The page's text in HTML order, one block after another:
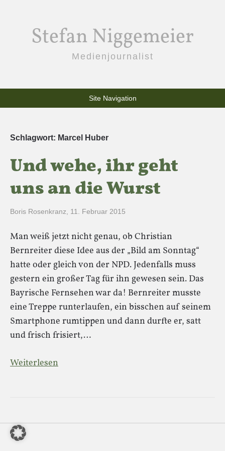
Stefan Niggemeier
Medienjournalist
Site Navigation
Schlagwort: Marcel Huber
Und wehe, ihr geht
uns an die Wurst
Boris Rosenkranz 11. Februar 2015
Man weiß jetzt nicht genau, ob Christian
Bernreiter diese Idee aus der „Bild am Sonntag“
hatte oder gleich von der NPD. Jedenfalls muss
gestern ein großer Tag für ihn gewesen sein. Das
Bayrische Fernsehen war da! Bernreiter musste
eine Treppe runterlaufen, ein bisschen auf seinem
Smartphone rumtippen und dann durfte er, satt
und frisch frisiert,…
Weiterlesen